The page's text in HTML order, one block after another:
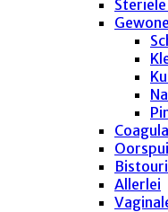
Allerlei